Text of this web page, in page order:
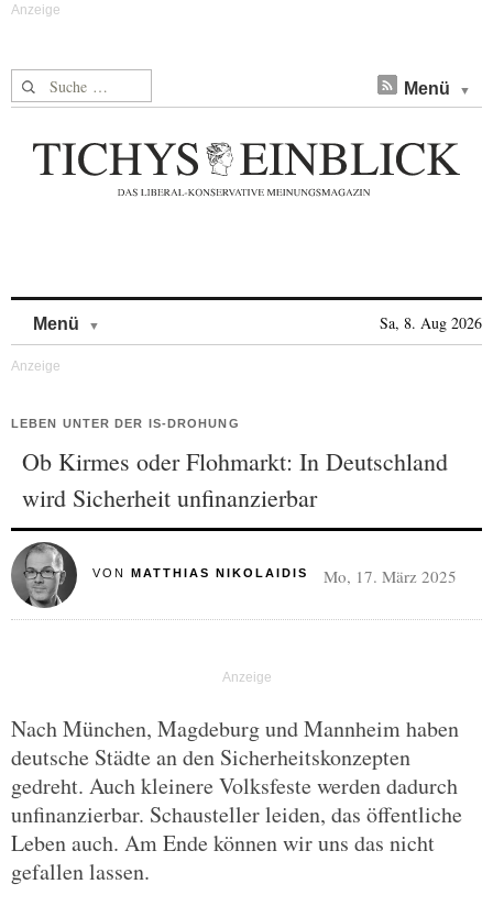
Suche nach: Menü
Menü Sa, 8. Aug 2026
LEBEN UNTER DER IS-DROHUNG
Ob Kirmes oder Flohmarkt: In Deutschland
wird Sicherheit unfinanzierbar
VON MATTHIAS NIKOLAIDIS Mo, 17. März 2025
Nach München, Magdeburg und Mannheim haben
deutsche Städte an den Sicherheitskonzepten
gedreht. Auch kleinere Volksfeste werden dadurch
unfinanzierbar. Schausteller leiden, das öffentliche
Leben auch. Am Ende können wir uns das nicht
gefallen lassen.